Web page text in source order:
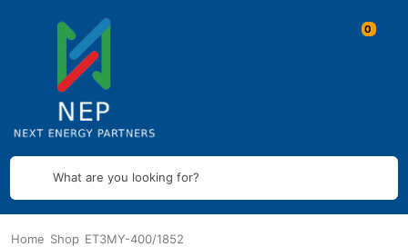
What are you looking for?
Home Shop ET3MY-400/1852